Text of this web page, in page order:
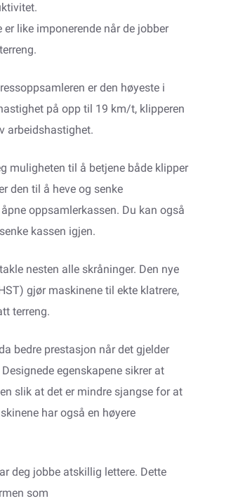
like imponerende når de jobber
er den høyeste i
på opp til 19 km/t, klipperen
arbeidshastighet.
muligheten til å betjene både klipper
den til å heve og senke
oppsamlerkassen. Du kan også
kassen igjen.
nesten alle skråninger. Den nye
gjør maskinene til ekte klatrere,
terreng.
bedre prestasjon når det gjelder
egenskapene sikrer at
slik at det er mindre sjangse for at
har også en høyere
deg jobbe atskillig lettere. Dette
som